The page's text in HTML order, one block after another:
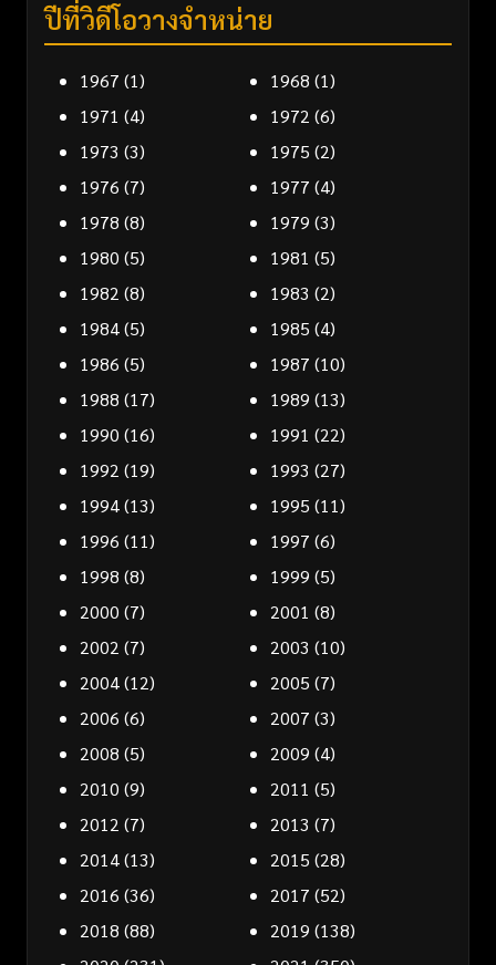
ปีที่วิดีโอวางจำหน่าย
1967 (1) 1968 (1)
1971 (4) 1972 (6)
1973 (3) 1975 (2)
1976 (7) 1977 (4)
1978 (8) 1979 (3)
1980 (5) 1981 (5)
1982 (8) 1983 (2)
1984(5) 1985 (4)
1986 (5) 1987 (10)
1988 (17) 1989 (13)
1990 (16) 1991 (22)
1992 (19) 1993 (27)
1994(13) 1995 (11)
1996 (11) 1997 (6)
1998 (8) 1999 (5)
2000 (7) 2001 (8)
2002 (7) 2003 (10)
2004(12) 2005 (7)
2006 (6) 2007 (3)
2008 (5) 2009 (4)
2010 (9) 2011 (5)
2012 (7) 2013 (7)
2014(13) 2015 (28)
2016 (36) 2017 (52)
2018 (88) 2019 (138)